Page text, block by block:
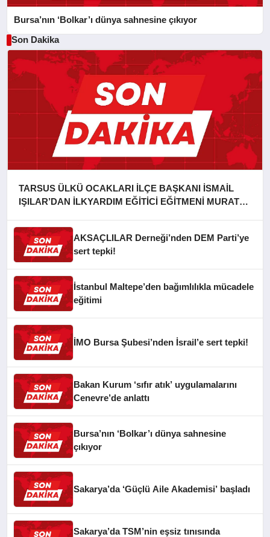
Bursa’nın ‘Bolkar’ı dünya sahnesine çıkıyor
Son Dakika
TARSUS ÜLKÜ OCAKLARI İLÇE BAŞKANI İSMAİL
IŞILAR’DAN İLKYARDIM EĞİTİCİ EĞİTMENİ MURAT
AKSAÇLILAR Derneği’nden DEM Parti’ye
sert tepki!
İstanbul Maltepe’den bağımlılıkla mücadele
eğitimi
İMO Bursa Şubesi’nden İsrail’e sert tepki!
Bakan Kurum ‘sıfır atık’ uygulamalarını
Cenevre’de anlattı
Bursa’nın ‘Bolkar’ı dünya sahnesine
çıkıyor
Sakarya’da ‘Güçlü Aile Akademisi’ başladı
Sakarya’da TSM’nin eşsiz tınısında